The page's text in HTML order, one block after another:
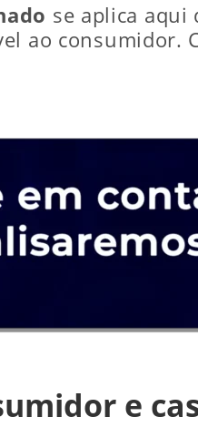
se aplica aqui
ao
e